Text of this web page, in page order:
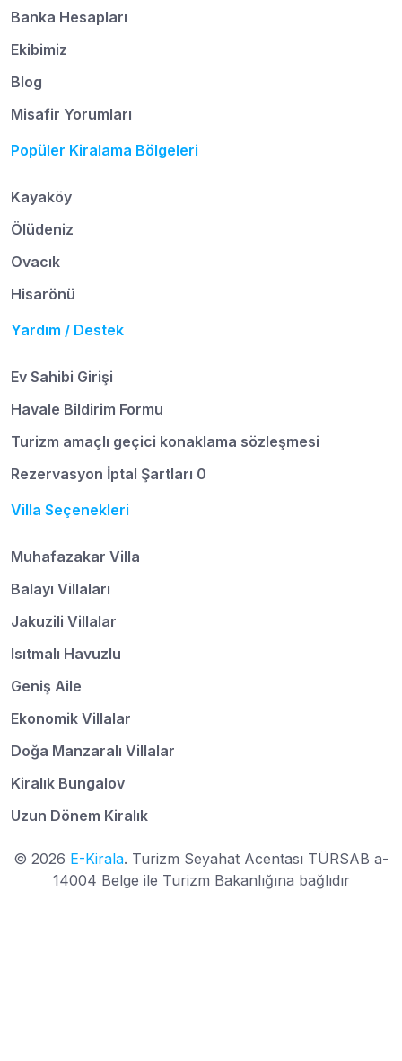
Banka Hesapları
Ekibimiz
Blog
Misafir Yorumları
Popüler Kiralama Bölgeleri
Kayaköy
Ölüdeniz
Ovacık
Hisarönü
Yardım / Destek
Ev Sahibi Girişi
Havale Bildirim Formu
Turizm amaçlı geçici konaklama sözleşmesi
Rezervasyon İptal Şartları 0
Villa Seçenekleri
Muhafazakar Villa
Balayı Villaları
Jakuzili Villalar
Isıtmalı Havuzlu
Geniş Aile
Ekonomik Villalar
Doğa Manzaralı Villalar
Kiralık Bungalov
Uzun Dönem Kiralık
© 2026 E-Kirala. Turizm Seyahat Acentası TÜRSAB a-
14004 Belge ile Turizm Bakanlığına bağlıdır